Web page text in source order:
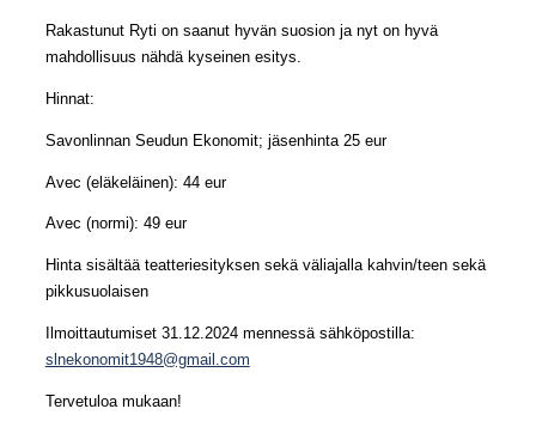
Rakastunut Ryti on saanut hyvän suosion ja nyt on hyvä
mahdollisuus nähdä kyseinen esitys.
Hinnat:
Savonlinnan Seudun Ekonomit; jäsenhinta 25 eur
Avec (eläkeläinen): 44 eur
Avec (normi): 49 eur
Hinta sisältää teatteriesityksen sekä väliajalla kahvin/teen sekä
pikkusuolaisen
Ilmoittautumiset 31.12.2024 mennessä sähköpostilla:
slnekonomit1948@gmail.com
Tervetuloa mukaan!